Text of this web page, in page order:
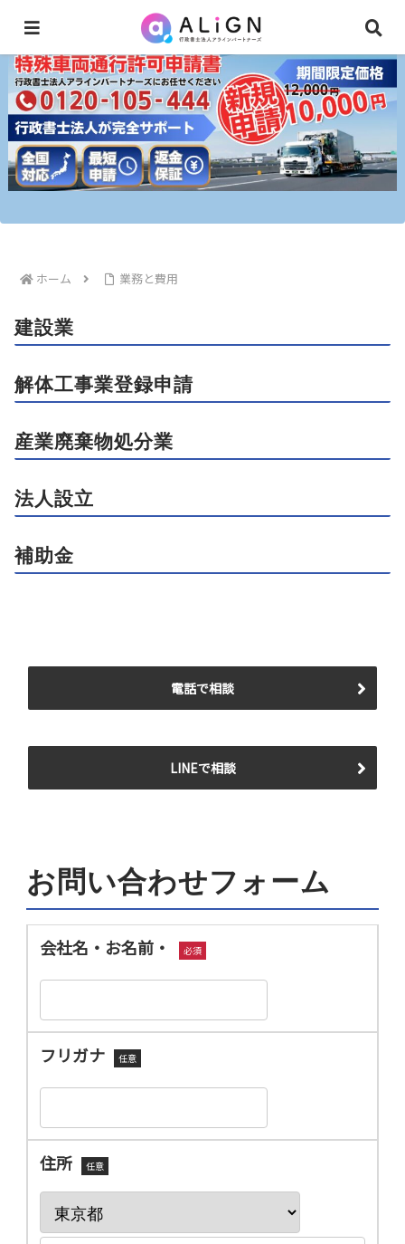
ホーム 業務と費用
建設業
解体工事業登録申請
産業廃棄物処分業
法人設立
補助金
電話で相談
LINEで相談
お問い合わせフォーム
会社名・お名前・ 必須
フリガナ 任意
住所 任意